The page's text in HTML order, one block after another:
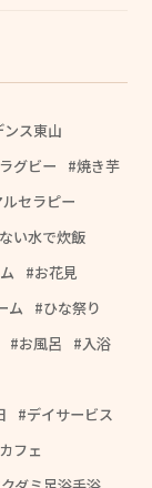
ス東山
ラグビー
焼き芋
セラピー
い水で炊飯
お花見
ム
ひな祭り
お風呂
入浴
デイサービス
カフェ